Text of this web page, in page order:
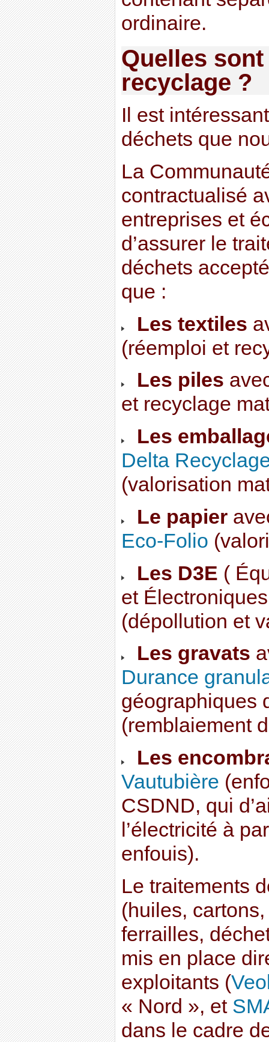
ordinaire.
Quelles
recyclage ?
Il est
déchets que
La
contractualisé
entreprises et
d’assurer le
déchets
que :
Les textiles
(réemploi et
Les piles
et recyclage
Les
Delta
(valorisation
Le papier
Eco-Folio
Les D3E (
et
(dépollution et
Les gravats
Durance
géographiques
(remblaiement
Les
Vautubière
CSDND, qui
l’électricité à
enfouis).
Le traitements
(huiles,
ferrailles,
mis en place
exploitants (
« Nord », et
dans le cadre